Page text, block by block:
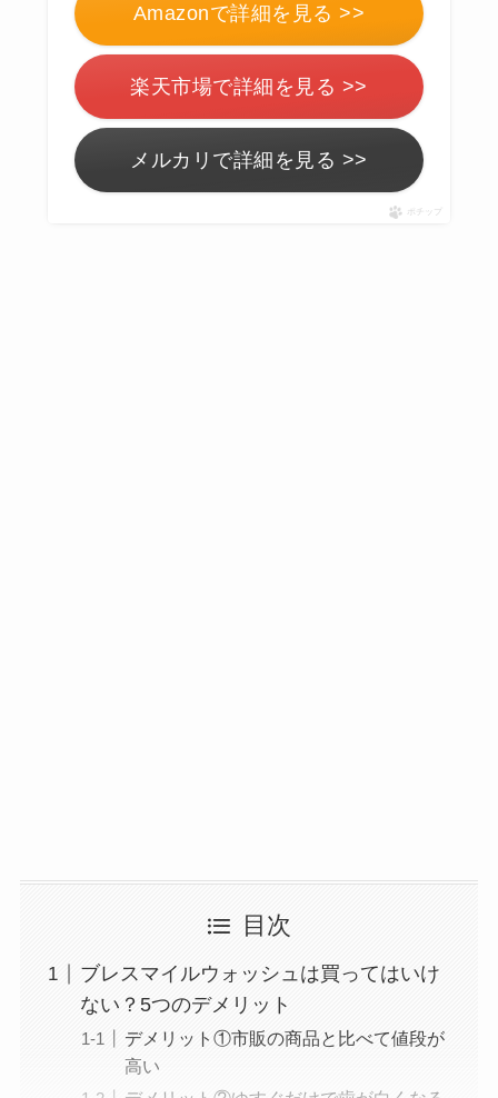
Amazonで詳細を見る >>
楽天市場で詳細を見る >>
メルカリで詳細を見る >>
ポチップ
目次
ブレスマイルウォッシュは買ってはいけ
ない？5つのデメリット
デメリット①市販の商品と比べて値段が
高い